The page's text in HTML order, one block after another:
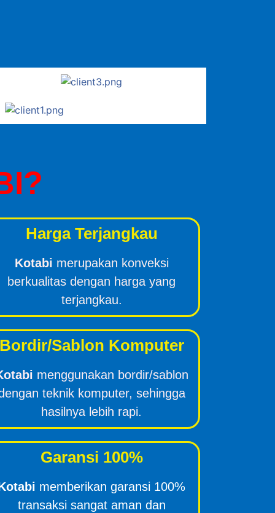
Harga Terjangkau
Kotabi merupakan konveksi
berkualitas dengan harga yang
terjangkau.
Sablon Komputer
menggunakan bordir/sablon
teknik komputer, sehingga
hasilnya lebih rapi.
Garansi 100%
memberikan garansi 100%
transaksi sangat aman dan